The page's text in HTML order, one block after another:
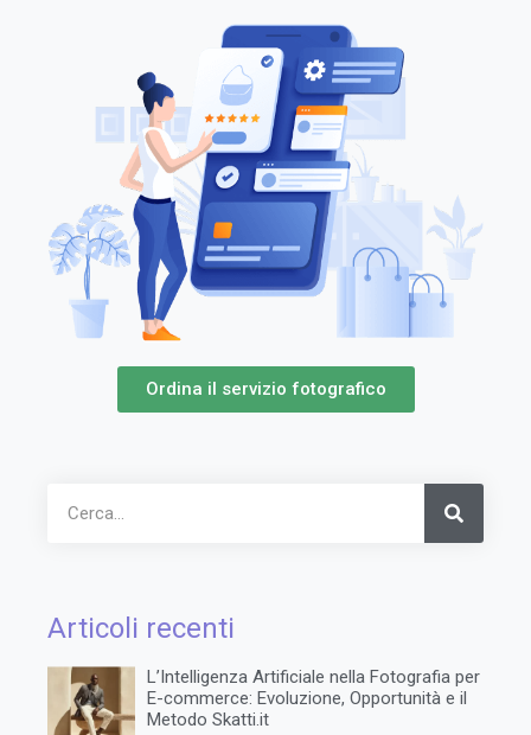
Ordina il servizio fotografico
Articoli recenti
L’Intelligenza Artificiale nella Fotografia per
E-commerce: Evoluzione, Opportunità e il
Metodo Skatti.it